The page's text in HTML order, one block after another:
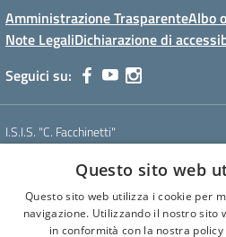
Amministrazione TrasparenteAlbo
Note LegaliDichiarazione di
Seguici su:
I.S.I.S. "C. Facchinetti"
Tel. 0331 635718 - E-mail:
vais01900e@pec.istruzione.it
Codice meccanografico: VAIS01900E
Codice Fiscale: 81009250127
Questo sito web
Questo sito web utilizza i cookie per
navigazione. Utilizzando il nostro sito
in conformità con la nostra